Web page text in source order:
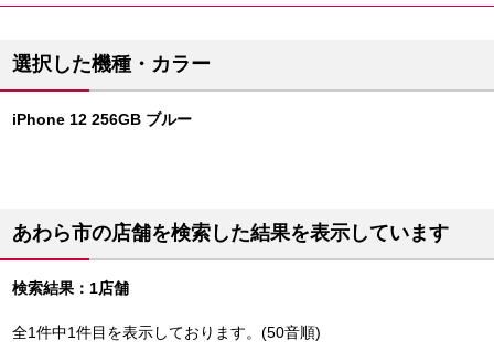
選択した機種・カラー
iPhone 12 256GB ブルー
あわら市の店舗を検索した結果を表示しています
検索結果：1店舗
全1件中1件目を表示しております。(50音順)